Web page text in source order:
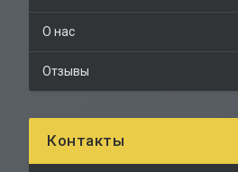
О нас
Отзывы